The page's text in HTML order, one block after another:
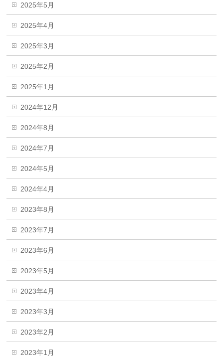
2025年5月
2025年4月
2025年3月
2025年2月
2025年1月
2024年12月
2024年8月
2024年7月
2024年5月
2024年4月
2023年8月
2023年7月
2023年6月
2023年5月
2023年4月
2023年3月
2023年2月
2023年1月